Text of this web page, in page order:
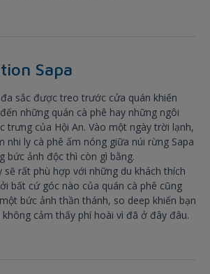
Sapa
sắc được treo trước cửa quán khiến
những quán cà phê hay những ngôi
trưng của Hội An. Vào một ngày trời lạnh,
nhi ly cà phê ấm nóng giữa núi rừng Sapa
bức ảnh độc thì còn gì bằng.
sẽ rất phù hợp với những du khách thích
bất cứ góc nào của quán cà phê cũng
bức ảnh thần thánh, so deep khiến bạn
cảm thấy phí hoài vì đã ở đây đâu.